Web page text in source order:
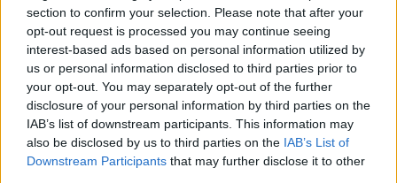
section to confirm your selection. Please note that after your
opt-out request is processed you may continue seeing
interest-based ads based on personal information utilized by
us or personal information disclosed to third parties prior to
your opt-out. You may separately opt-out of the further
disclosure of your personal information by third parties on the
IAB’s list of downstream participants. This information may
also be disclosed by us to third parties on the IAB’s List of
Downstream Participants that may further disclose it to other
CAMPI ESTIVI 2025
Art Music Camp 2025 a Varese: teatro,
musica e creatività per i più piccoli